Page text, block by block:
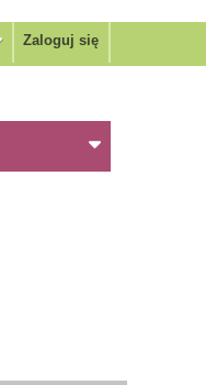
Zaloguj się